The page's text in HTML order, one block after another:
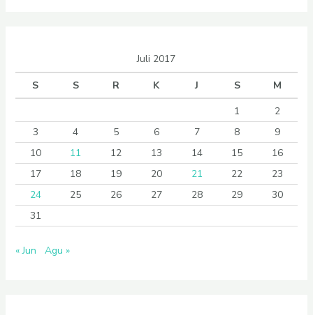
Juli 2017
S
S R K J S
M
1
2
3
4 5 6 7 8
9
10
11 12 13 14 15
16
17
18 19 20 21 22
23
24
25 26 27 28 29
30
31
« Jun Agu »